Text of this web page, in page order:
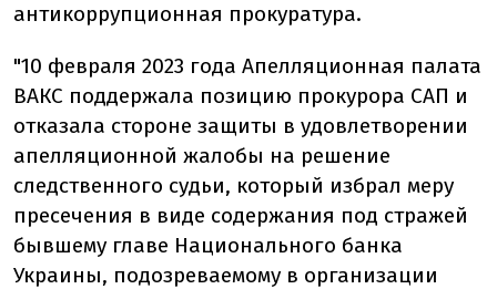
антикоррупционная прокуратура.
"10 февраля 2023 года Апелляционная палата
ВАКС поддержала позицию прокурора САП и
отказала стороне защиты в удовлетворении
апелляционной жалобы на решение
следственного судьи, который избрал меру
пресечения в виде содержания под стражей
бывшему главе Национального банка
Украины, подозреваемому в организации